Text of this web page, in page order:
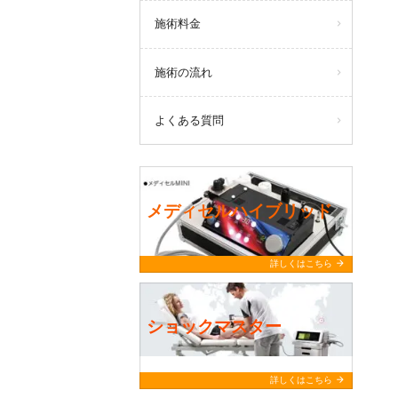
施術料金
施術の流れ
よくある質問
メディセルハイブリッド
詳しくはこちら arrow_forward
ショックマスター
詳しくはこちら arrow_forward